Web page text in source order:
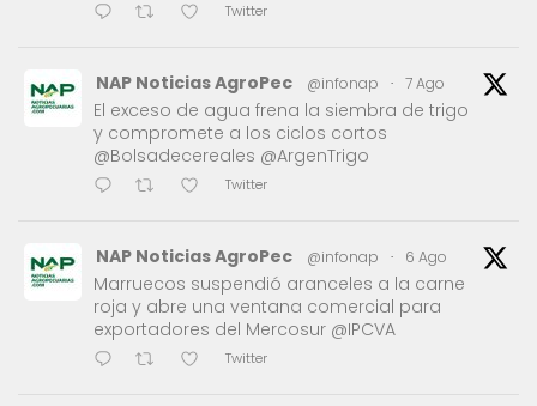
Twitter
NAP Noticias AgroPec @infonap · 7 Ago
El exceso de agua frena la siembra de trigo
y compromete a los ciclos cortos
@Bolsadecereales @ArgenTrigo
Twitter
NAP Noticias AgroPec @infonap · 6 Ago
Marruecos suspendió aranceles a la carne
roja y abre una ventana comercial para
exportadores del Mercosur @IPCVA
Twitter